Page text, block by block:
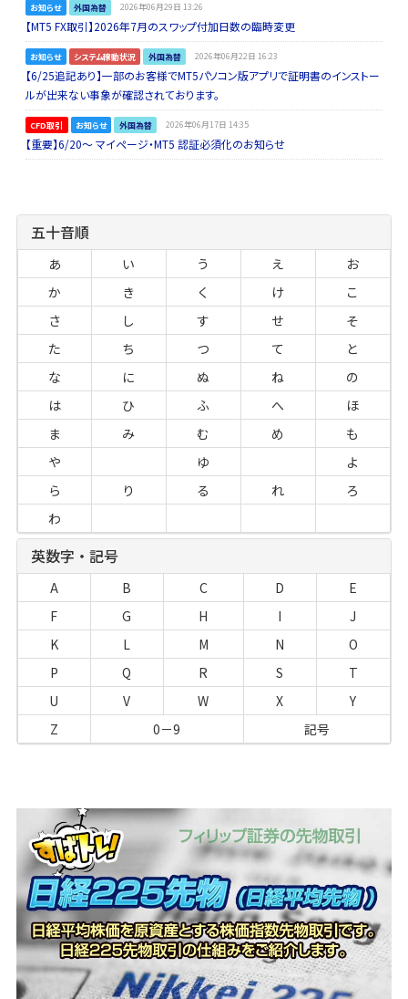
お知らせ 外国為替 2026年06月29日 13:26
【MT5 FX取引】2026年7月のスワップ付加日数の臨時変更
お知らせ システム稼動状況 外国為替 2026年06月22日 16:23
【6/25追記あり】一部のお客様でMT5パソコン版アプリで証明書のインストー
ルが出来ない事象が確認されております。
CFD取引 お知らせ 外国為替 2026年06月17日 14:35
【重要】6/20～ マイページ・MT5 認証必須化のお知らせ
五十音順
あ い う え
お
か
き く け
こ
さ
し す せ
そ
た
ち つ て
と
な
に ぬ ね
の
は
ひ ふ へ
ほ
ま
み む め
も
や
ゆ
よ
ら
り る れ
ろ
わ
英数字・記号
A B C D
E
F
G H I
J
K
L M N
O
P
Q R S
T
U
V W X
Y
Z
0－9 記号